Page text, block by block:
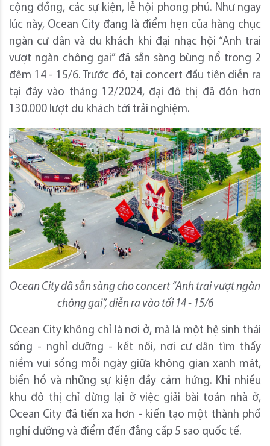
cộng đồng, các sự kiện, lễ hội phong phú. Như ngay
lúc này, Ocean City đang là điểm hẹn của hàng chục
ngàn cư dân và du khách khi đại nhạc hội “Anh trai
vượt ngàn chông gai” đã sẵn sàng bùng nổ trong 2
đêm 14 - 15/6. Trước đó, tại concert đầu tiên diễn ra
tại đây vào tháng 12/2024, đại đô thị đã đón hơn
130.000 lượt du khách tới trải nghiệm.
Ocean City đã sẵn sàng cho concert “Anh trai vượt ngàn
chông gai”, diễn ra vào tối 14 - 15/6
Ocean City không chỉ là nơi ở, mà là một hệ sinh thái
sống - nghỉ dưỡng - kết nối, nơi cư dân tìm thấy
niềm vui sống mỗi ngày giữa không gian xanh mát,
biển hồ và những sự kiện đầy cảm hứng. Khi nhiều
khu đô thị chỉ dừng lại ở việc giải bài toán nhà ở,
Ocean City đã tiến xa hơn - kiến tạo một thành phố
nghỉ dưỡng và điểm đến đẳng cấp 5 sao quốc tế.